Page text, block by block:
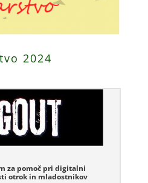
2024
za pomoč pri digitalni
otrok in mladostnikov